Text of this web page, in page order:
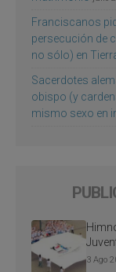
Franciscanos
persecución de
no sólo) en
Sacerdotes
obispo (y
mismo sexo en
3 Ago